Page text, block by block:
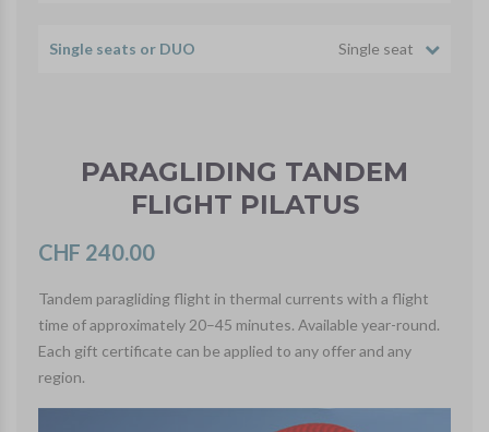
Single seats or DUO Single seat
PARAGLIDING TANDEM
FLIGHT PILATUS
CHF 240.00
Tandem paragliding flight in thermal currents with a flight
time of approximately 20–45 minutes. Available year-round.
Each gift certificate can be applied to any offer and any
region.